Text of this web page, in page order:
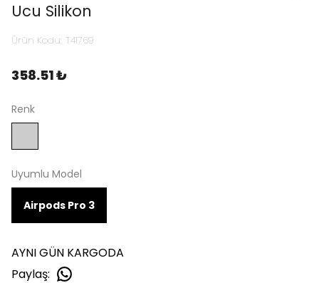
Ucu Silikon
Ürün Kodu: T41769
358.51 ₺
Renk
Uyumlu Model
Airpods Pro 3
AYNI GÜN KARGODA
Paylaş: